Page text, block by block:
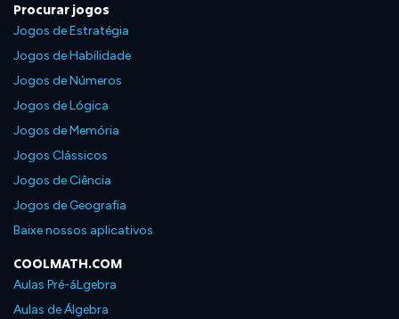
Procurar jogos
Jogos de Estratégia
Jogos de Habilidade
Jogos de Números
Jogos de Lógica
Jogos de Memória
Jogos Clássicos
Jogos de Ciência
Jogos de Geografia
Baixe nossos aplicativos
COOLMATH.COM
Aulas Pré-áLgebra
Aulas de Álgebra